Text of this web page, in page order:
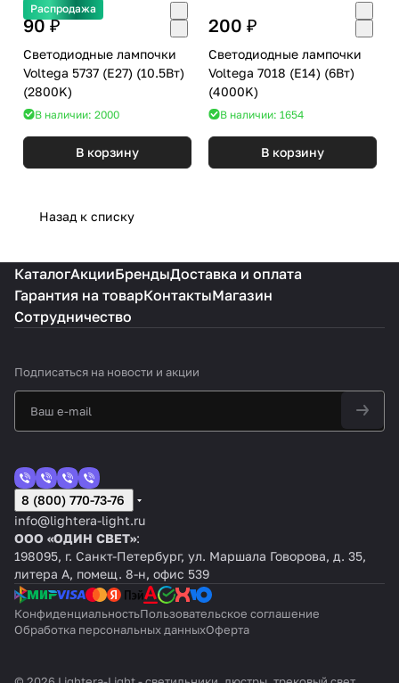
Распродажа
90 ₽
Светодиодные лампочки
Voltega 5737 (E27) (10.5Вт)
(2800K)
В наличии: 2000
В корзину
200 ₽
Светодиодные лампочки
Voltega 7018 (E14) (6Вт)
(4000K)
В наличии: 1654
В корзину
Назад к списку
КаталогАкцииБрендыДоставка и оплата
Гарантия на товарКонтактыМагазин
Сотрудничество
Подписаться на новости и акции
8 (800) 770-73-76
info@lightera-light.ru
ООО «ОДИН СВЕТ»:
198095, г. Санкт-Петербург, ул. Маршала Говорова, д. 35,
литера А, помещ. 8-н, офис 539
КонфиденциальностьПользовательское соглашение
Обработка персональных данныхОферта